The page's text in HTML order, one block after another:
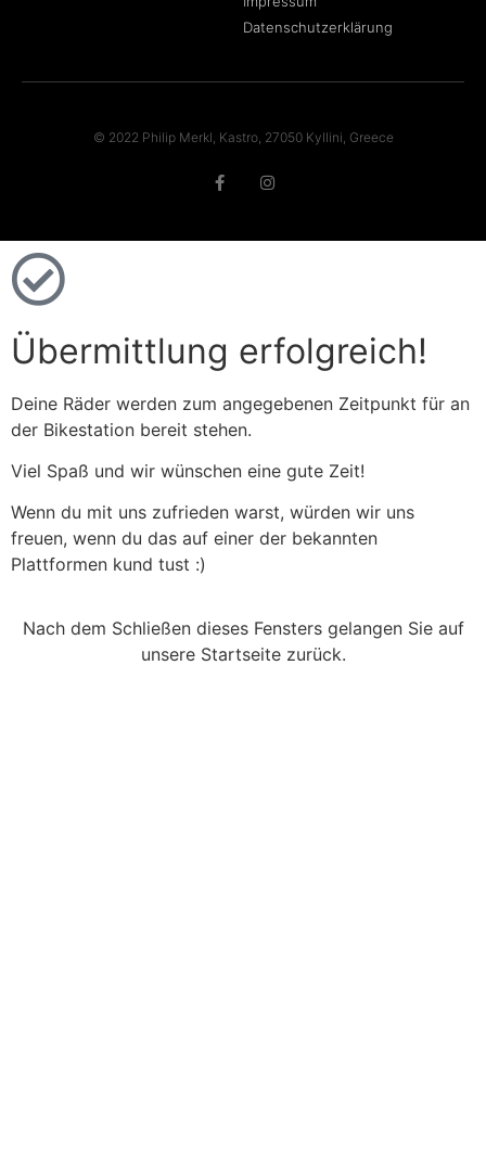
Datenschutzerklärung
© 2022 Philip Merkl, Kastro, 27050 Kyllini, Greece
Übermittlung erfolgreich!
Deine Räder werden zum angegebenen Zeitpunkt für an
der Bikestation bereit stehen.
Viel Spaß und wir wünschen eine gute Zeit!
Wenn du mit uns zufrieden warst, würden wir uns
freuen, wenn du das auf einer der bekannten
Plattformen kund tust :)
Nach dem Schließen dieses Fensters gelangen Sie auf
unsere Startseite zurück.